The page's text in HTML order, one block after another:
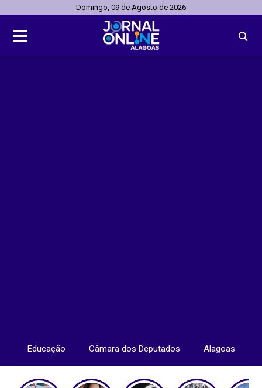
Domingo, 09 de Agosto de 2026
Educação Câmara dos Deputados Alagoas